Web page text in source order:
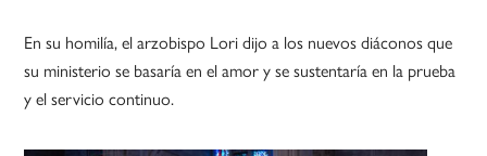
En su homilía, el arzobispo Lori dijo a los nuevos diáconos que
su ministerio se basaría en el amor y se sustentaría en la prueba
y el servicio continuo.